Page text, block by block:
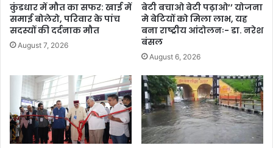
कुंडधार में मौत का सफर: खाई में
समाई बोलेरो, परिवार के पांच
सदस्यों की दर्दनाक मौत
August 7, 2026
बेटी बचाओ बेटी पढ़ाओ’’ योजना
मे बेटियों को मिला लाभ, यह
बना राष्ट्रीय आंदोलनः- डा. नरेश
बंसल
August 6, 2026